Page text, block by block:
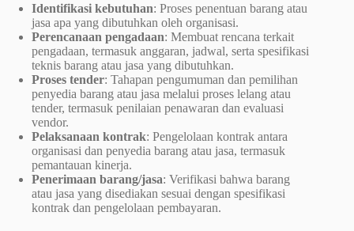
Identifikasi kebutuhan: Proses penentuan barang atau
jasa apa yang dibutuhkan oleh organisasi.
Perencanaan pengadaan: Membuat rencana terkait
pengadaan, termasuk anggaran, jadwal, serta spesifikasi
teknis barang atau jasa yang dibutuhkan.
Proses tender: Tahapan pengumuman dan pemilihan
penyedia barang atau jasa melalui proses lelang atau
tender, termasuk penilaian penawaran dan evaluasi
vendor.
Pelaksanaan kontrak: Pengelolaan kontrak antara
organisasi dan penyedia barang atau jasa, termasuk
pemantauan kinerja.
Penerimaan barang/jasa: Verifikasi bahwa barang
atau jasa yang disediakan sesuai dengan spesifikasi
kontrak dan pengelolaan pembayaran.